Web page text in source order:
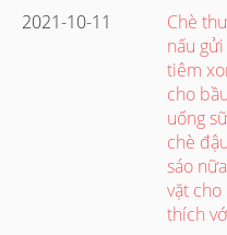
2021-10-11
Chè
nấu
tiêm
cho
uống
chè
sáo
vặt
thích